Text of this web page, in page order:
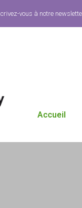
vous à notre
Accueil